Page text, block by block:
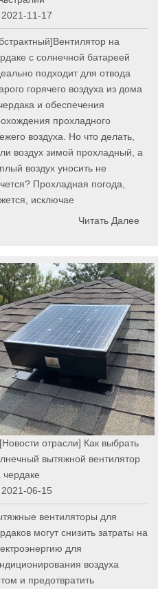
11-17
на
с солнечной батареей
подходит для отвода
горячего воздуха из дома
и обеспечения
прохладного
воздуха. Но что делать,
воздух зимой прохладный, а
воздух уносить не
Прохладная погода,
исключае
Читать Далее
[Новости отрасли] Как выбрать
вытяжной вентилятор
чердаке
06-15
вентиляторы для
могут снизить затраты на
для
воздуха
и предотвратить